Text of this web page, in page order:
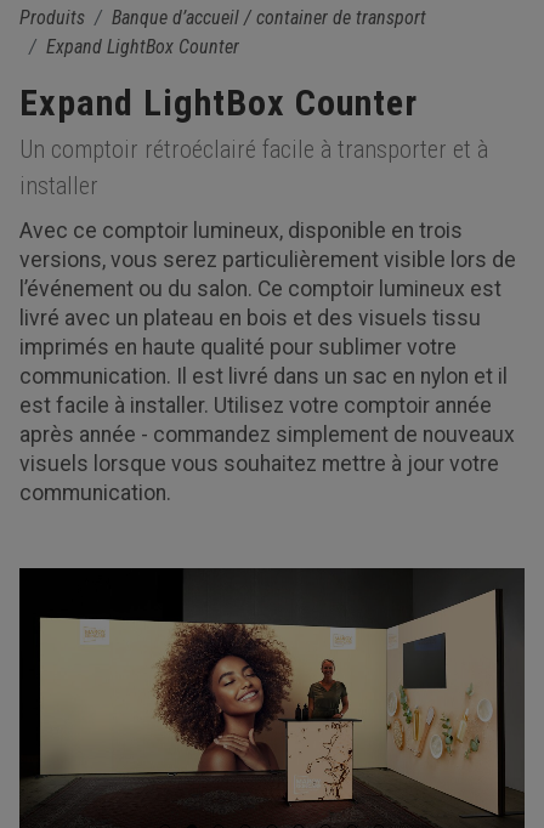
Produits
Banque d’accueil / container de transport
Expand LightBox Counter
Expand LightBox Counter
Un comptoir rétroéclairé facile à transporter et à
installer
Avec ce comptoir lumineux, disponible en trois
versions, vous serez particulièrement visible lors de
l’événement ou du salon. Ce comptoir lumineux est
livré avec un plateau en bois et des visuels tissu
imprimés en haute qualité pour sublimer votre
communication. Il est livré dans un sac en nylon et il
est facile à installer. Utilisez votre comptoir année
après année - commandez simplement de nouveaux
visuels lorsque vous souhaitez mettre à jour votre
communication.